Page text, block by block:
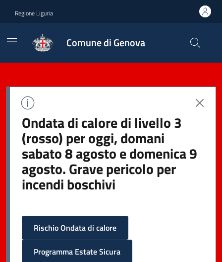
Regione Liguria
Comune di Genova
Ondata di calore di livello 3
(rosso) per oggi, domani
sabato 8 agosto e domenica 9
agosto. Grave pericolo per
incendi boschivi
Rischio Ondata di calore
Programma Estate Sicura